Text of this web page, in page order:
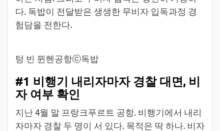
다. 독밥이 전달받은 생생한 무비자 입독과정 경
험담을 전한다.
텅 빈 뮌헨공항ⓒ독밥
#1 비행기 내리자마자 경찰 대면, 비
자 여부 확인
지난 4월 말 프랑크푸르트 공항. 비행기에서 내리
자마자 경찰 두 명이 서 있다. 목적은 딱 하나. 비자